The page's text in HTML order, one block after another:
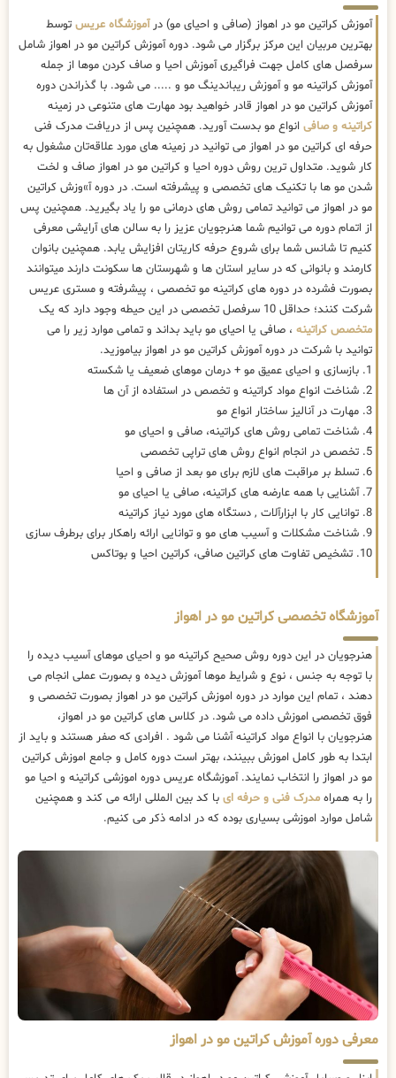
آموزش کراتین مو در اهواز (صافی و احیای مو) درآموزشگاه عریس توسط
بهترین مربیان این مرکز برگزار می شود. دوره آموزش کراتین مو در اهواز شامل
سرفصل های کامل جهت فراگیری آموزش احیا و صاف کردن موها از جمله
آموزش کراتینه مو و آموزش ریباندینگ مو و ..... می شود. با گذراندن دوره
آموزش کراتین مو در اهواز قادر خواهید بود مهارت های متنوعی در زمینه
کراتینه و صافی انواع مو بدست آورید. همچنین پس از دریافت مدرک فنی
حرفه ای کراتین مو در اهواز می توانید در زمینه های مورد علاقه‌تان مشغول به
کار شوید. متداول ترین روش دوره احیا و کراتین مو در اهواز صاف و لخت
شدن مو ها با تکنیک های تخصصی و پیشرفته است. در دوره آ»وزش کراتین
مو در اهواز می توانید تمامی روش های درمانی مو را یاد بگیرید. همچنین پس
از اتمام دوره می توانیم شما هنرجویان عزیز را به سالن های آرایشی معرفی
کنیم تا شانس شما برای شروع حرفه کاریتان افزایش یابد. همچنین بانوان
کارمند و بانوانی که در سایر استان ها و شهرستان ها سکونت دارند میتوانند
بصورت فشرده در دوره های کراتینه مو تخصصی ، پیشرفته و مستری عریس
شرکت کنند؛ حداقل 10 سرفصل تخصصی در این حیطه وجود دارد که یک
متخصص کراتینه ، صافی یا احیای مو باید بداند و تمامی موارد زیر را می
توانید با شرکت در دوره آموزش کراتین مو در اهواز بیاموزید.
1. بازسازی و احیای عمیق مو + درمان موهای ضعیف یا شکسته
2. شناخت انواع مواد کراتینه و تخصص در استفاده از آن ها
3. مهارت در آنالیز ساختار انواع مو
4. شناخت تمامی روش های کراتینه، صافی و احیای مو
5. تخصص در انجام انواع روش های تراپی تخصصی
6. تسلط بر مراقبت های لازم برای مو بعد از صافی و احیا
7. آشنایی با همه عارضه های کراتینه، صافی یا احیای مو
8. توانایی کار با ابزارآلات , دستگاه های مورد نیاز کراتینه
9. شناخت مشکلات و آسیب های مو و توانایی ارائه راهکار برای برطرف سازی
10. تشخیص تفاوت های کراتین صافی، کراتین احیا و بوتاکس
آموزشگاه تخصصی کراتین مو در اهواز
هنرجویان در این دوره روش صحیح کراتینه مو و احیای موهای آسیب دیده را
با توجه به جنس ، نوع و شرایط موها آموزش دیده و بصورت عملی انجام می
دهند ، تمام این موارد در دوره اموزش کراتین مو در اهواز بصورت تخصصی و
فوق تخصصی اموزش داده می شود. در کلاس های کراتین مو در اهواز،
هنرجویان با انواع مواد کراتینه آشنا می شود . افرادی که صفر هستند و باید از
ابتدا به طور کامل اموزش ببینند، بهتر است دوره کامل و جامع اموزش کراتین
مو در اهواز را انتخاب نمایند. آموزشگاه عریس دوره اموزشی کراتینه و احیا مو
را به همراه مدرک فنی و حرفه ای با کد بین المللی ارائه می کند و همچنین
شامل موارد اموزشی بسیاری بوده که در ادامه ذکر می کنیم.
معرفی دوره آموزش کراتین مو در اهواز